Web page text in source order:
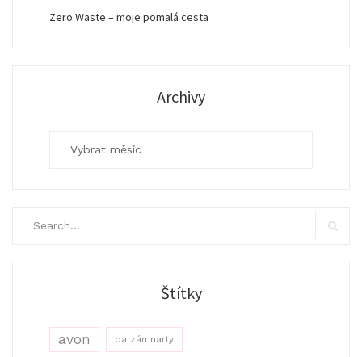
Zero Waste – moje pomalá cesta
Archivy
Štítky
avon balzámnarty